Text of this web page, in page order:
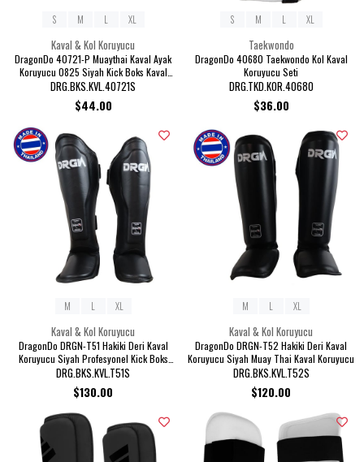
Kaval & Kol Koruyucu
DragonDo 40721-P Muaythai Kaval Ayak
Koruyucu 0825 Siyah Kick Boks Kaval
Koruyucu
DRG.BKS.KVL.40721S
$44.00
S M L XL
Taekwondo
DragonDo 40680 Taekwondo Kol Kaval
Koruyucu Seti
DRG.TKD.KOR.40680
$36.00
S M L XL
Kaval & Kol Koruyucu
DragonDo DRGN-T51 Hakiki Deri Kaval
Koruyucu Siyah Profesyonel Kick Boks
Kaval Koruyucu
DRG.BKS.KVL.T51S
$130.00
M L XL
Kaval & Kol Koruyucu
DragonDo DRGN-T52 Hakiki Deri Kaval
Koruyucu Siyah Muay Thai Kaval Koruyucu
DRG.BKS.KVL.T52S
$120.00
M L XL